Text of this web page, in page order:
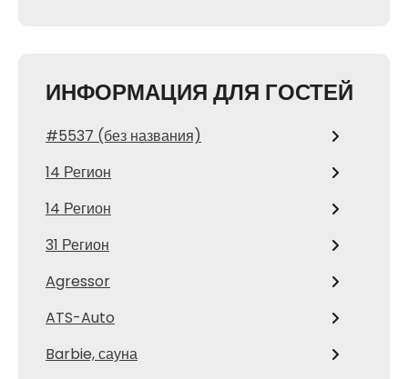
ИНФОРМАЦИЯ ДЛЯ ГОСТЕЙ
#5537 (без названия)
14 Регион
14 Регион
31 Регион
Agressor
ATS-Auto
Barbie, сауна